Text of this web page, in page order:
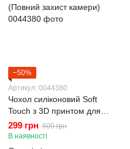
−50%
Артикул: 0044380
Чохол силіконовий Soft
Touch з 3D принтом для
Motorola G05 рожевий
(Повний захист камери)
299 грн 600 грн
В наявності